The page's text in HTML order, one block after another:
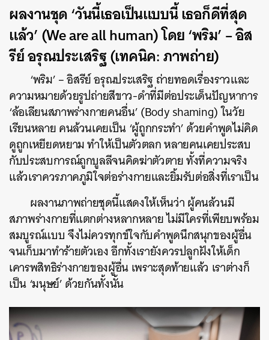
ผลงานชุด ‘วันนี้เธอเป็นแบบนี้ เธอก็ดีที่สุด
แล้ว’ (We are all human) โดย ‘พริม’ – อิส
รีย์ อรุณประเสริฐ (เทคนิค: ภาพถ่าย)
‘พริม’ – อิสรีย์ อรุณประเสริฐ ถ่ายทอดเรื่องราวและ
ความหมายด้วยรูปถ่ายสีขาว-ดำที่มีต่อประเด็นปัญหาการ
‘ล้อเลียนสภาพร่างกายคนอื่น’ (Body shaming) ในวัย
เรียนหลาย คนล้วนเคยเป็น ‘ผู้ถูกกระทำ’ ด้วยคำพูดไม่คิด
ดูถูกเหยียดหยาม ทำให้เป็นตัวตลก หลายคนเคยประสบ
กับประสบการณ์ถูกบูลลีจนคิดฆ่าตัวตาย ทั้งที่ความจริง
แล้วเราควรภาคภูมิใจต่อร่างกายและยิ้มรับต่อสิ่งที่เราเป็น
ผลงานภาพถ่ายชุดนี้แสดงให้เห็นว่า ผู้คนล้วนมี
สภาพร่างกายที่แตกต่างหลากหลาย ไม่มีใครที่เพียบพร้อม
สมบูรณ์แบบ จึงไม่ควรทุกข์ใจกับคำพูดนึกสนุกของผู้อื่น
จนเก็บมาทำร้ายตัวเอง อีกทั้งเรายังควรปลูกฝังให้เด็ก
เคารพสิทธิร่างกายของผู้อื่น เพราะสุดท้ายแล้ว เราต่างก็
เป็น ‘มนุษย์’ ด้วยกันทั้งนั้น